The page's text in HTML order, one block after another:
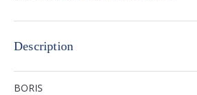
Description
BORIS